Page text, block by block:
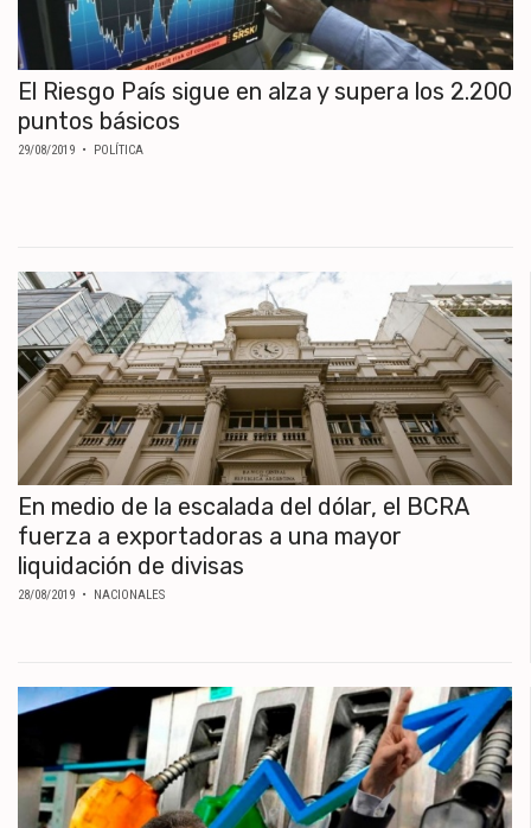
El Riesgo País sigue en alza y supera los 2.200
puntos básicos
29/08/2019 • POLÍTICA
En medio de la escalada del dólar, el BCRA
fuerza a exportadoras a una mayor
liquidación de divisas
28/08/2019 • NACIONALES